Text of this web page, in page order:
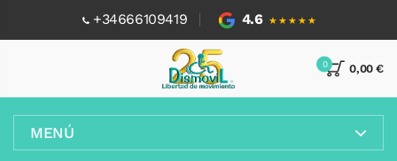
+34666109419 4.6 ★★★★★
0,00 €
0
MENÚ